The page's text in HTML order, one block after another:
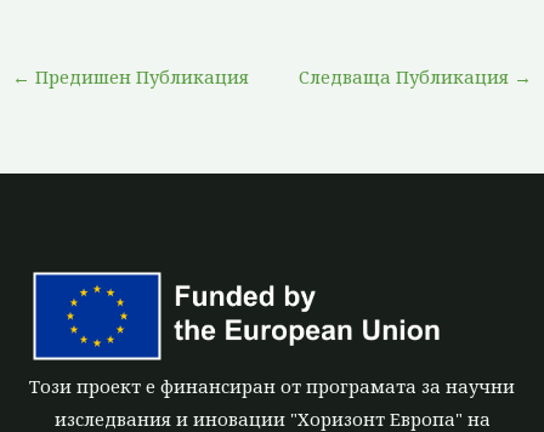
← Предишен Публикация Следваща Публикация →
Този проект е финансиран от програмата за научни
изследвания и иновации "Хоризонт Европа" на